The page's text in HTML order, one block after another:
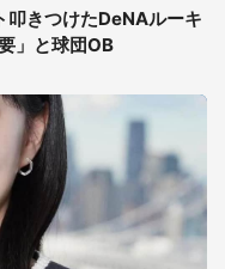
叩きつけたDeNAルーキ
」と球団OB